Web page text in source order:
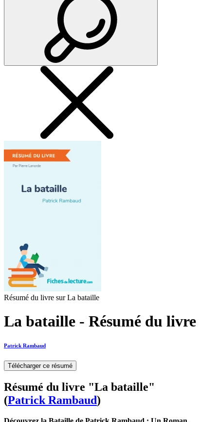
Résumé du livre sur La bataille
La bataille - Résumé du livre
Patrick Rambaud
Télécharger ce résumé
Résumé du livre "La bataille"
(Patrick Rambaud)